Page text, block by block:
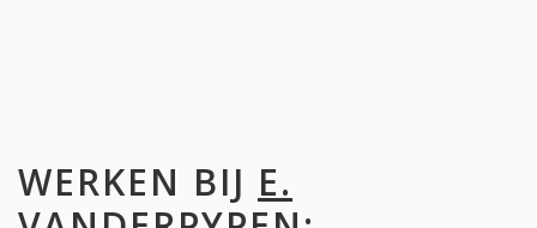
WERKEN BIJ E.